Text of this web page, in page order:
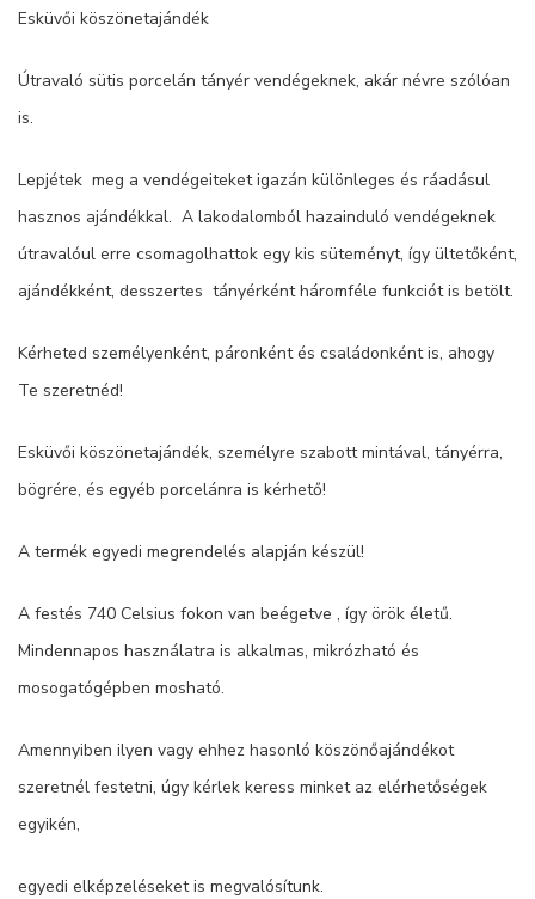
Esküvői köszönetajándék
Útravaló sütis porcelán tányér vendégeknek, akár névre szólóan
is.
Lepjétek meg a vendégeiteket igazán különleges és ráadásul
hasznos ajándékkal. A lakodalomból hazainduló vendégeknek
útravalóul erre csomagolhattok egy kis süteményt, így ültetőként,
ajándékként, desszertes tányérként háromféle funkciót is betölt.
Kérheted személyenként, páronként és családonként is, ahogy
Te szeretnéd!
Esküvői köszönetajándék, személyre szabott mintával, tányérra,
bögrére, és egyéb porcelánra is kérhető!
A termék egyedi megrendelés alapján készül!
A festés 740 Celsius fokon van beégetve , így örök életű.
Mindennapos használatra is alkalmas, mikrózható és
mosogatógépben mosható.
Amennyiben ilyen vagy ehhez hasonló köszönőajándékot
szeretnél festetni, úgy kérlek keress minket az elérhetőségek
egyikén,
egyedi elképzeléseket is megvalósítunk.